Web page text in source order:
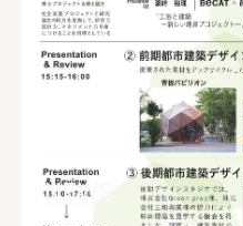
NEWS